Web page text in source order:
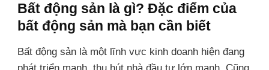
Bất động sản là gì? Đặc điểm của
bất động sản mà bạn cần biết
Bất động sản là một lĩnh vực kinh doanh hiện đang